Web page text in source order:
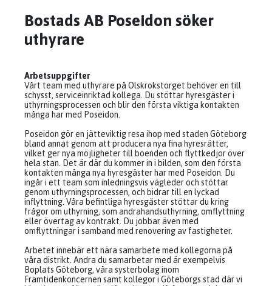
Bostads AB Poseidon söker
uthyrare
Arbetsuppgifter
Vårt team med uthyrare på Olskrokstorget behöver en till
schysst, serviceinriktad kollega. Du stöttar hyresgäster i
uthyrningsprocessen och blir den första viktiga kontakten
många har med Poseidon.
Poseidon gör en jätteviktig resa ihop med staden Göteborg
bland annat genom att producera nya fina hyresrätter,
vilket ger nya möjligheter till boenden och flyttkedjor över
hela stan. Det är där du kommer in i bilden, som den första
kontakten många nya hyresgäster har med Poseidon. Du
ingår i ett team som inledningsvis vägleder och stöttar
genom uthyrningsprocessen, och bidrar till en lyckad
inflyttning. Våra befintliga hyresgäster stöttar du kring
frågor om uthyrning, som andrahandsuthyrning, omflyttning
eller övertag av kontrakt. Du jobbar även med
omflyttningar i samband med renovering av fastigheter.
Arbetet innebär ett nära samarbete med kollegorna på
våra distrikt. Andra du samarbetar med är exempelvis
Boplats Göteborg, våra systerbolag inom
Framtidenkoncernen samt kollegor i Göteborgs stad där vi